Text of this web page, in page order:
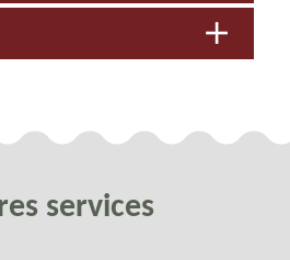
services